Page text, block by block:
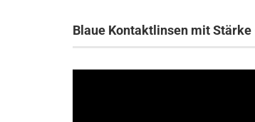
Blaue Kontaktlinsen mit Stärke